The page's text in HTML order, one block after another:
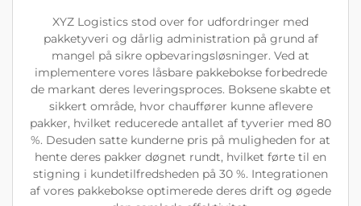
XYZ Logistics stod over for udfordringer med
pakketyveri og dårlig administration på grund af
mangel på sikre opbevaringsløsninger. Ved at
implementere vores låsbare pakkebokse forbedrede
de markant deres leveringsproces. Boksene skabte et
sikkert område, hvor chauffører kunne aflevere
pakker, hvilket reducerede antallet af tyverier med 80
%. Desuden satte kunderne pris på muligheden for at
hente deres pakker døgnet rundt, hvilket førte til en
stigning i kundetilfredsheden på 30 %. Integrationen
af vores pakkebokse optimerede deres drift og øgede